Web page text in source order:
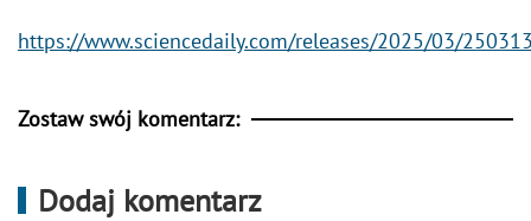
https://www.sciencedaily.com/releases/2025/03/
Zostaw swój komentarz:
Dodaj komentarz